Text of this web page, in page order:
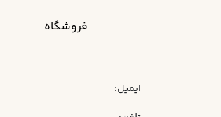
فروشگاه
ایمیل: